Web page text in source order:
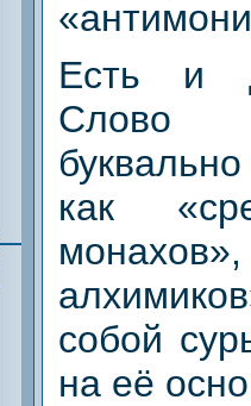
Есть и
Слово
как
собой
на её